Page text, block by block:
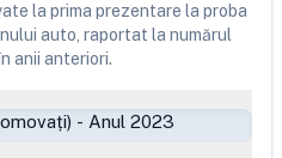
la prima prezentare la proba
auto, raportat la numărul
anii anteriori.
- Anul 2023